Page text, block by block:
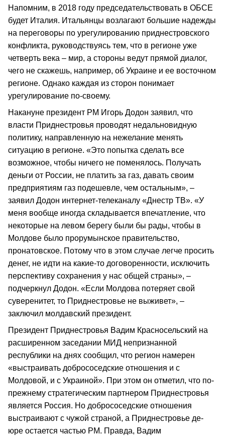
Напомним, в 2018 году председательствовать в ОБСЕ
будет Италия. Итальянцы возлагают большие надежды
на переговоры по урегулированию приднестровского
конфликта, руководствуясь тем, что в регионе уже
четверть века – мир, а стороны ведут прямой диалог,
чего не скажешь, например, об Украине и ее восточном
регионе. Однако каждая из сторон понимает
урегулирование по-своему.
Накануне президент РМ Игорь Додон заявил, что
власти Приднестровья проводят недальновидную
политику, направленную на нежелание менять
ситуацию в регионе. «Это попытка сделать все
возможное, чтобы ничего не поменялось. Получать
деньги от России, не платить за газ, давать своим
предприятиям газ подешевле, чем остальным», –
заявил Додон интернет-телеканалу «Днестр ТВ». «У
меня вообще иногда складывается впечатление, что
некоторые на левом берегу были бы рады, чтобы в
Молдове было прорумынское правительство,
пронатовское. Потому что в этом случае легче просить
денег, не идти на какие-то договоренности, исключить
перспективу сохранения у нас общей страны», –
подчеркнул Додон. «Если Молдова потеряет свой
суверенитет, то Приднестровье не выживет», –
заключил молдавский президент.
Президент Приднестровья Вадим Красносельский на
расширенном заседании МИД непризнанной
республики на днях сообщил, что регион намерен
«выстраивать добрососедские отношения и с
Молдовой, и с Украиной». При этом он отметил, что по-
прежнему стратегическим партнером Приднестровья
является Россия. Но добрососедские отношения
выстраивают с чужой страной, а Приднестровье де-
юре остается частью РМ. Правда, Вадим